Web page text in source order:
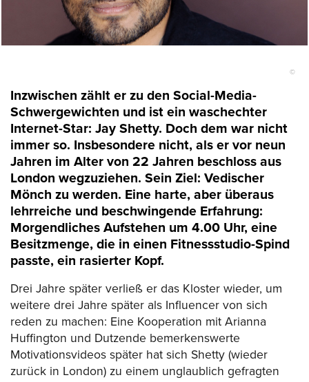
©
Inzwischen zählt er zu den Social-Media-
Schwergewichten und ist ein waschechter
Internet-Star: Jay Shetty. Doch dem war nicht
immer so. Insbesondere nicht, als er vor neun
Jahren im Alter von 22 Jahren beschloss aus
London wegzuziehen. Sein Ziel: Vedischer
Mönch zu werden. Eine harte, aber überaus
lehrreiche und beschwingende Erfahrung:
Morgendliches Aufstehen um 4.00 Uhr, eine
Besitzmenge, die in einen Fitnessstudio-Spind
passte, ein rasierter Kopf.
Drei Jahre später verließ er das Kloster wieder, um
weitere drei Jahre später als Influencer von sich
reden zu machen: Eine Kooperation mit Arianna
Huffington und Dutzende bemerkenswerte
Motivationsvideos später hat sich Shetty (wieder
zurück in London) zu einem unglaublich gefragten